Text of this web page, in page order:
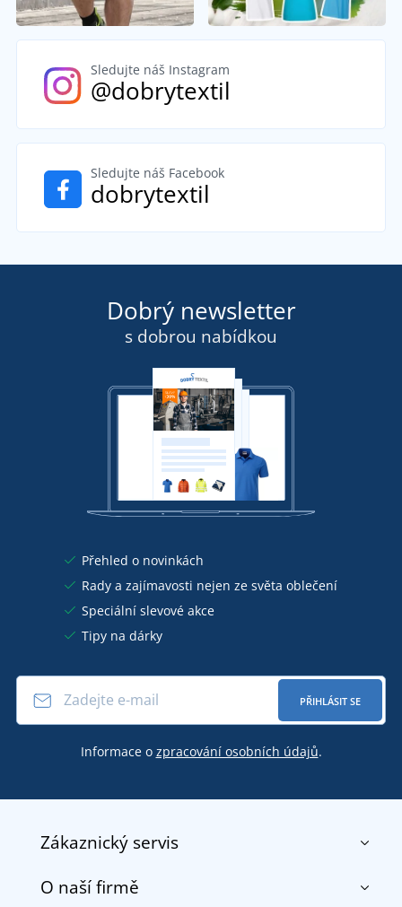
Sledujte náš Instagram
@dobrytextil
Sledujte náš Facebook
dobrytextil
Dobrý newsletter
s dobrou nabídkou
Přehled o novinkách
Rady a zajímavosti nejen ze světa oblečení
Speciální slevové akce
Tipy na dárky
PŘIHLÁSIT SE
Informace o zpracování osobních údajů.
Zákaznický servis
Kontakt
O naší firmě